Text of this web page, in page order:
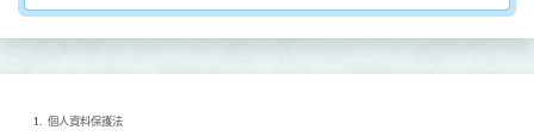
個人資料保護法